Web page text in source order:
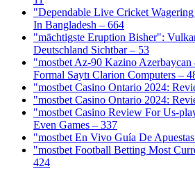
"Dependable Live Cricket
In Bangladesh – 664
"mächtigste Eruption Bisher":
Deutschland Sichtbar – 53
"mostbet Az-90 Kazino Azerbaycan
Formal Saytı Clarion Computers –
"mostbet Casino Ontario 2024:
"mostbet Casino Ontario 2024:
"mostbet Casino Review For Us-
Even Games – 337
"mostbet En Vivo Guía De
"mostbet Football Betting Most
424